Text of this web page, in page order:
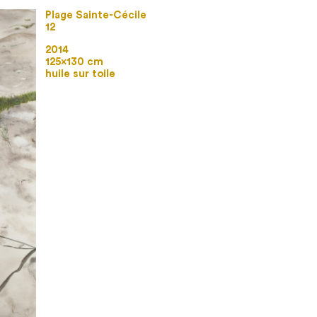
Plage Sainte-Cécile
12
2014
125×130 cm
huile sur toile